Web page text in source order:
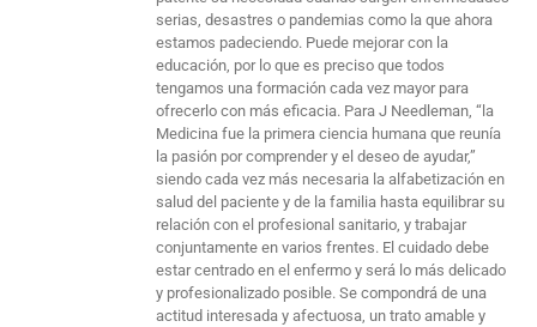
serias, desastres o pandemias como la que ahora
estamos padeciendo. Puede mejorar con la
educación, por lo que es preciso que todos
tengamos una formación cada vez mayor para
ofrecerlo con más eficacia. Para J Needleman, “la
Medicina fue la primera ciencia humana que reunía
la pasión por comprender y el deseo de ayudar,”
siendo cada vez más necesaria la alfabetización en
salud del paciente y de la familia hasta equilibrar su
relación con el profesional sanitario, y trabajar
conjuntamente en varios frentes. El cuidado debe
estar centrado en el enfermo y será lo más delicado
y profesionalizado posible. Se compondrá de una
actitud interesada y afectuosa, un trato amable y